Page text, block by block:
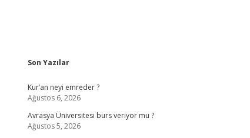
Sidebar
Son Yazılar
Kur’an neyi emreder ?
Ağustos 6, 2026
Avrasya Üniversitesi burs veriyor mu ?
Ağustos 5, 2026